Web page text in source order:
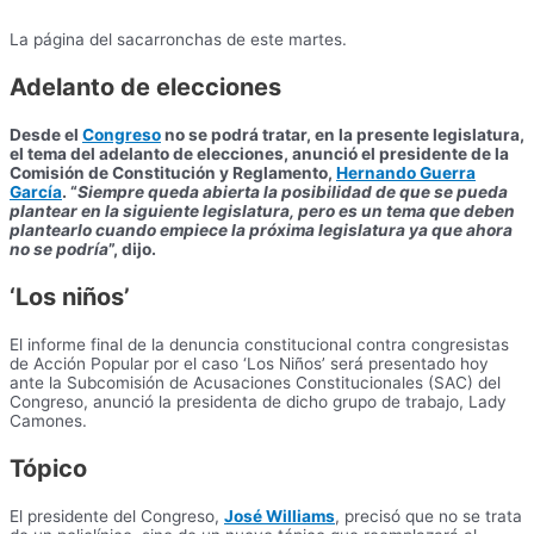
La página del sacarronchas de este martes.
Adelanto de elecciones
Desde el Congresono se podrá tratar, en la presente legislatura,
el tema del adelanto de elecciones, anunció el presidente de la
Comisión de Constitución y Reglamento, Hernando Guerra
García. “Siempre queda abierta la posibilidad de que se pueda
plantear en la siguiente legislatura, pero es un tema que deben
plantearlo cuando empiece la próxima legislatura ya que ahora
no se podría”, dijo.
‘Los niños’
El informe final de la denuncia constitucional contra congresistas
de Acción Popular por el caso ‘Los Niños’ será presentado hoy
ante la Subcomisión de Acusaciones Constitucionales (SAC) del
Congreso, anunció la presidenta de dicho grupo de trabajo, Lady
Camones.
Tópico
El presidente del Congreso, José Williams, precisó que no se trata